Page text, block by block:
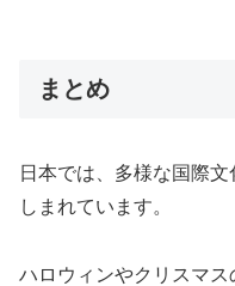
まとめ
日本では、多様な国際
しまれています。
ハロウィンやクリスマ